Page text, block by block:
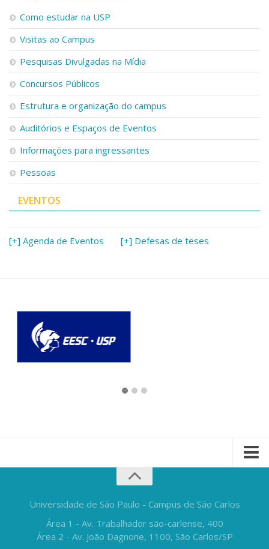
Como estudar na USP
Visitas ao Campus
Pesquisas Divulgadas na Mídia
Concursos Públicos
Estrutura e organização do campus
Auditórios e Espaços de Eventos
Informações para ingressantes
Pessoas
EVENTOS
[+] Agenda de Eventos [+] Defesas de teses
Universidade de São Paulo - Campus de São Carlos
Área 1 - Av. Trabalhador são-carlense, 400
Área 2 - Av. João Dagnone, 1100, São Carlos/SP